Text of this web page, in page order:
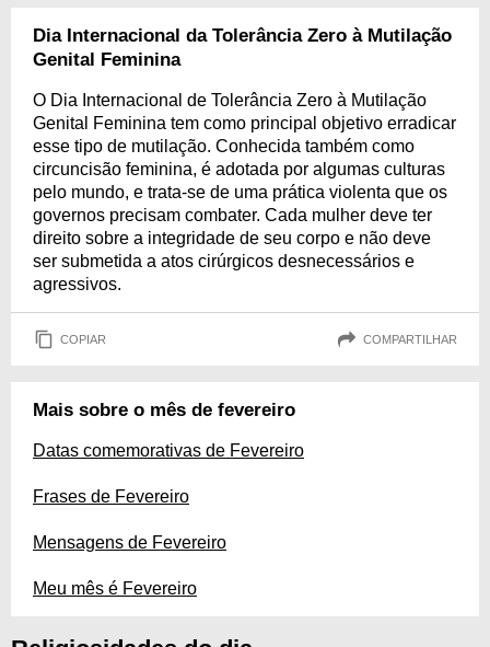
Dia Internacional da Tolerância Zero à Mutilação
Genital Feminina
O Dia Internacional de Tolerância Zero à Mutilação
Genital Feminina tem como principal objetivo erradicar
esse tipo de mutilação. Conhecida também como
circuncisão feminina, é adotada por algumas culturas
pelo mundo, e trata-se de uma prática violenta que os
governos precisam combater. Cada mulher deve ter
direito sobre a integridade de seu corpo e não deve
ser submetida a atos cirúrgicos desnecessários e
agressivos.
COPIAR COMPARTILHAR
Mais sobre o mês de fevereiro
Datas comemorativas de Fevereiro
Frases de Fevereiro
Mensagens de Fevereiro
Meu mês é Fevereiro